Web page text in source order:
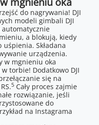
do nagrywania! DJI
modeli gimbali DJI
a blokują, kiedy
uśpienia. Składana
urządzenia.
w mgnieniu oka
torbie! Dodatkowo DJI
się na
5 Cały proces zajmie
rozwiązanie, jeśli
do
na Instagrama